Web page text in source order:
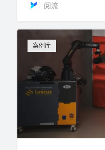
阅流
案例库